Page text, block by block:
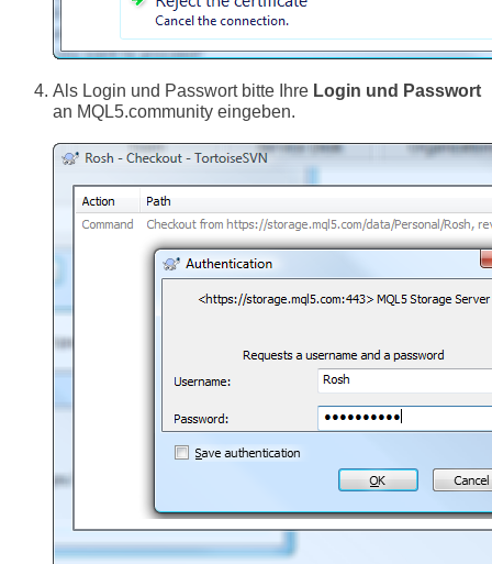
Als Login und Passwort bitte Ihre Login und Passwort
an MQL5.community eingeben.